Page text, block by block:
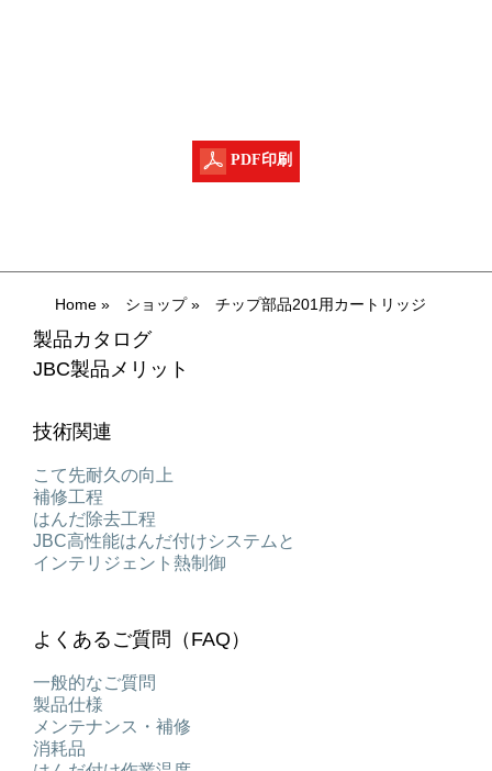
PDF印刷
Home» ショップ» チップ部品201用カートリッジ
製品カタログ
JBC製品メリット
技術関連
こて先耐久の向上
補修工程
はんだ除去工程
JBC高性能はんだ付けシステムと
インテリジェント熱制御
よくあるご質問（FAQ）
一般的なご質問
製品仕様
メンテナンス・補修
消耗品